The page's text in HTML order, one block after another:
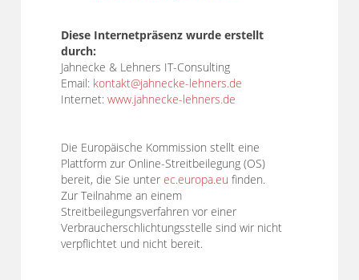
Diese Internetpräsenz wurde erstellt
durch:
Jahnecke & Lehners IT-Consulting
Email: kontakt@jahnecke-lehners.de
Internet: www.jahnecke-lehners.de
Die Europäische Kommission stellt eine
Plattform zur Online-Streitbeilegung (OS)
bereit, die Sie unter ec.europa.eu finden.
Zur Teilnahme an einem
Streitbeilegungsverfahren vor einer
Verbraucherschlichtungsstelle sind wir nicht
verpflichtet und nicht bereit.